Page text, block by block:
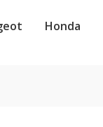
Honda